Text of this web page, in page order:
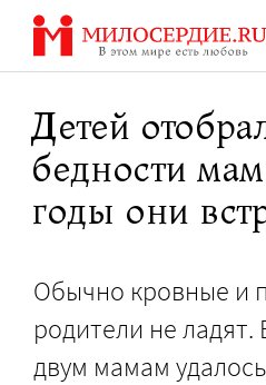
Перейти
содержанию
Детей
бедности
годы они
Обычно кровные и
родители не ладят.
двум мамам